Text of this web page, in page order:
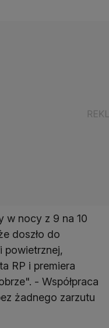
w nocy z 9 na 10
doszło do
powietrznej,
RP i premiera
- Współpraca
żadnego zarzutu